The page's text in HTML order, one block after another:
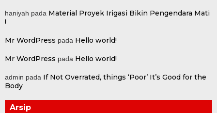
haniyah pada Material Proyek Irigasi Bikin Pengendara Mati
!
Mr WordPress pada Hello world!
Mr WordPress pada Hello world!
admin pada If Not Overrated, things ‘Poor’ It’s Good for the
Body
Arsip